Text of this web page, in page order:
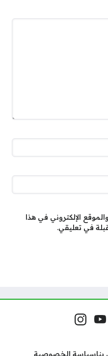
الإلكتروني في هذا
في تعليقي.
مواقع التواصل
إكس
يوتيوبإنستغرام
سياسة الخصوصية